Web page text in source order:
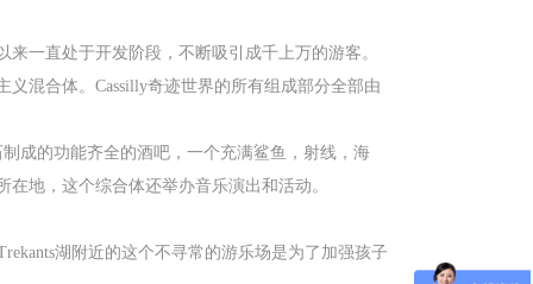
一直处于开发阶段，不断吸引成千上万的游客。
混合体。Cassilly奇迹世界的所有组成部分全部由
成的功能齐全的酒吧，一个充满鲨鱼，射线，海
地，这个综合体还举办音乐演出和活动。
湖附近的这个不寻常的游乐场是为了加强孩子